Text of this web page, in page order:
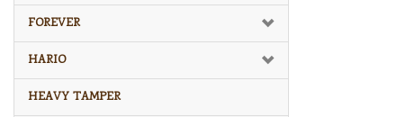
FOREVER
HARIO
HEAVY TAMPER